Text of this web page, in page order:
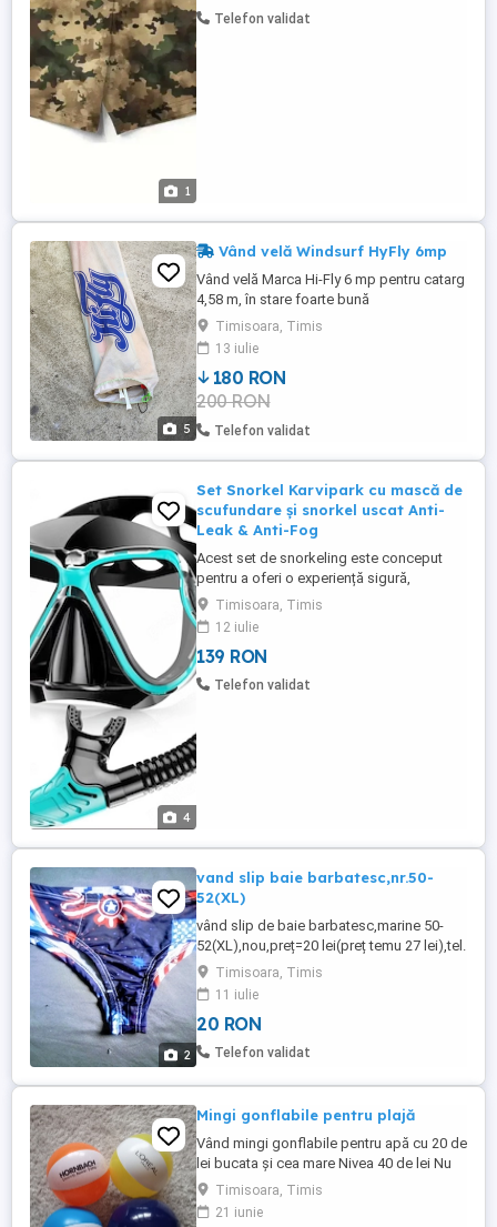
1
Telefon validat
5
Vând velă Windsurf HyFly 6mp
Vând velă Marca Hi-Fly 6 mp pentru catarg
4,58 m, în stare foarte bună
Timisoara, Timis
13 iulie
180 RON
200 RON
Telefon validat
4
Set Snorkel Karvipark cu mască de
scufundare și snorkel uscat Anti-
Leak & Anti-Fog
Acest set de snorkeling este conceput
pentru a oferi o experiență sigură,
confortabilă și clară sub apă. Masca
ergonomică, realizată din materiale moi și
aderente, asigură o etanșare excelentă, în
timp ce snorkelul cu sistem dry top
împiedică pătrunderea apei atunci când
Timisoara, Timis
12 iulie
139 RON
Telefon validat
2
vand slip baie barbatesc,nr.50-
52(XL)
vând slip de baie barbatesc,marine 50-
52(XL),nou,preț=20 lei(preț temu 27 lei),tel.
,nu trimit in tara,doar tm
Timisoara, Timis
11 iulie
20 RON
Telefon validat
Mingi gonflabile pentru plajă
Vând mingi gonflabile pentru apă cu 20 de
lei bucata și cea mare Nivea 40 de lei Nu
răspund la mesaje și e-mail sunatima și
vorbim.
Timisoara, Timis
21 iunie